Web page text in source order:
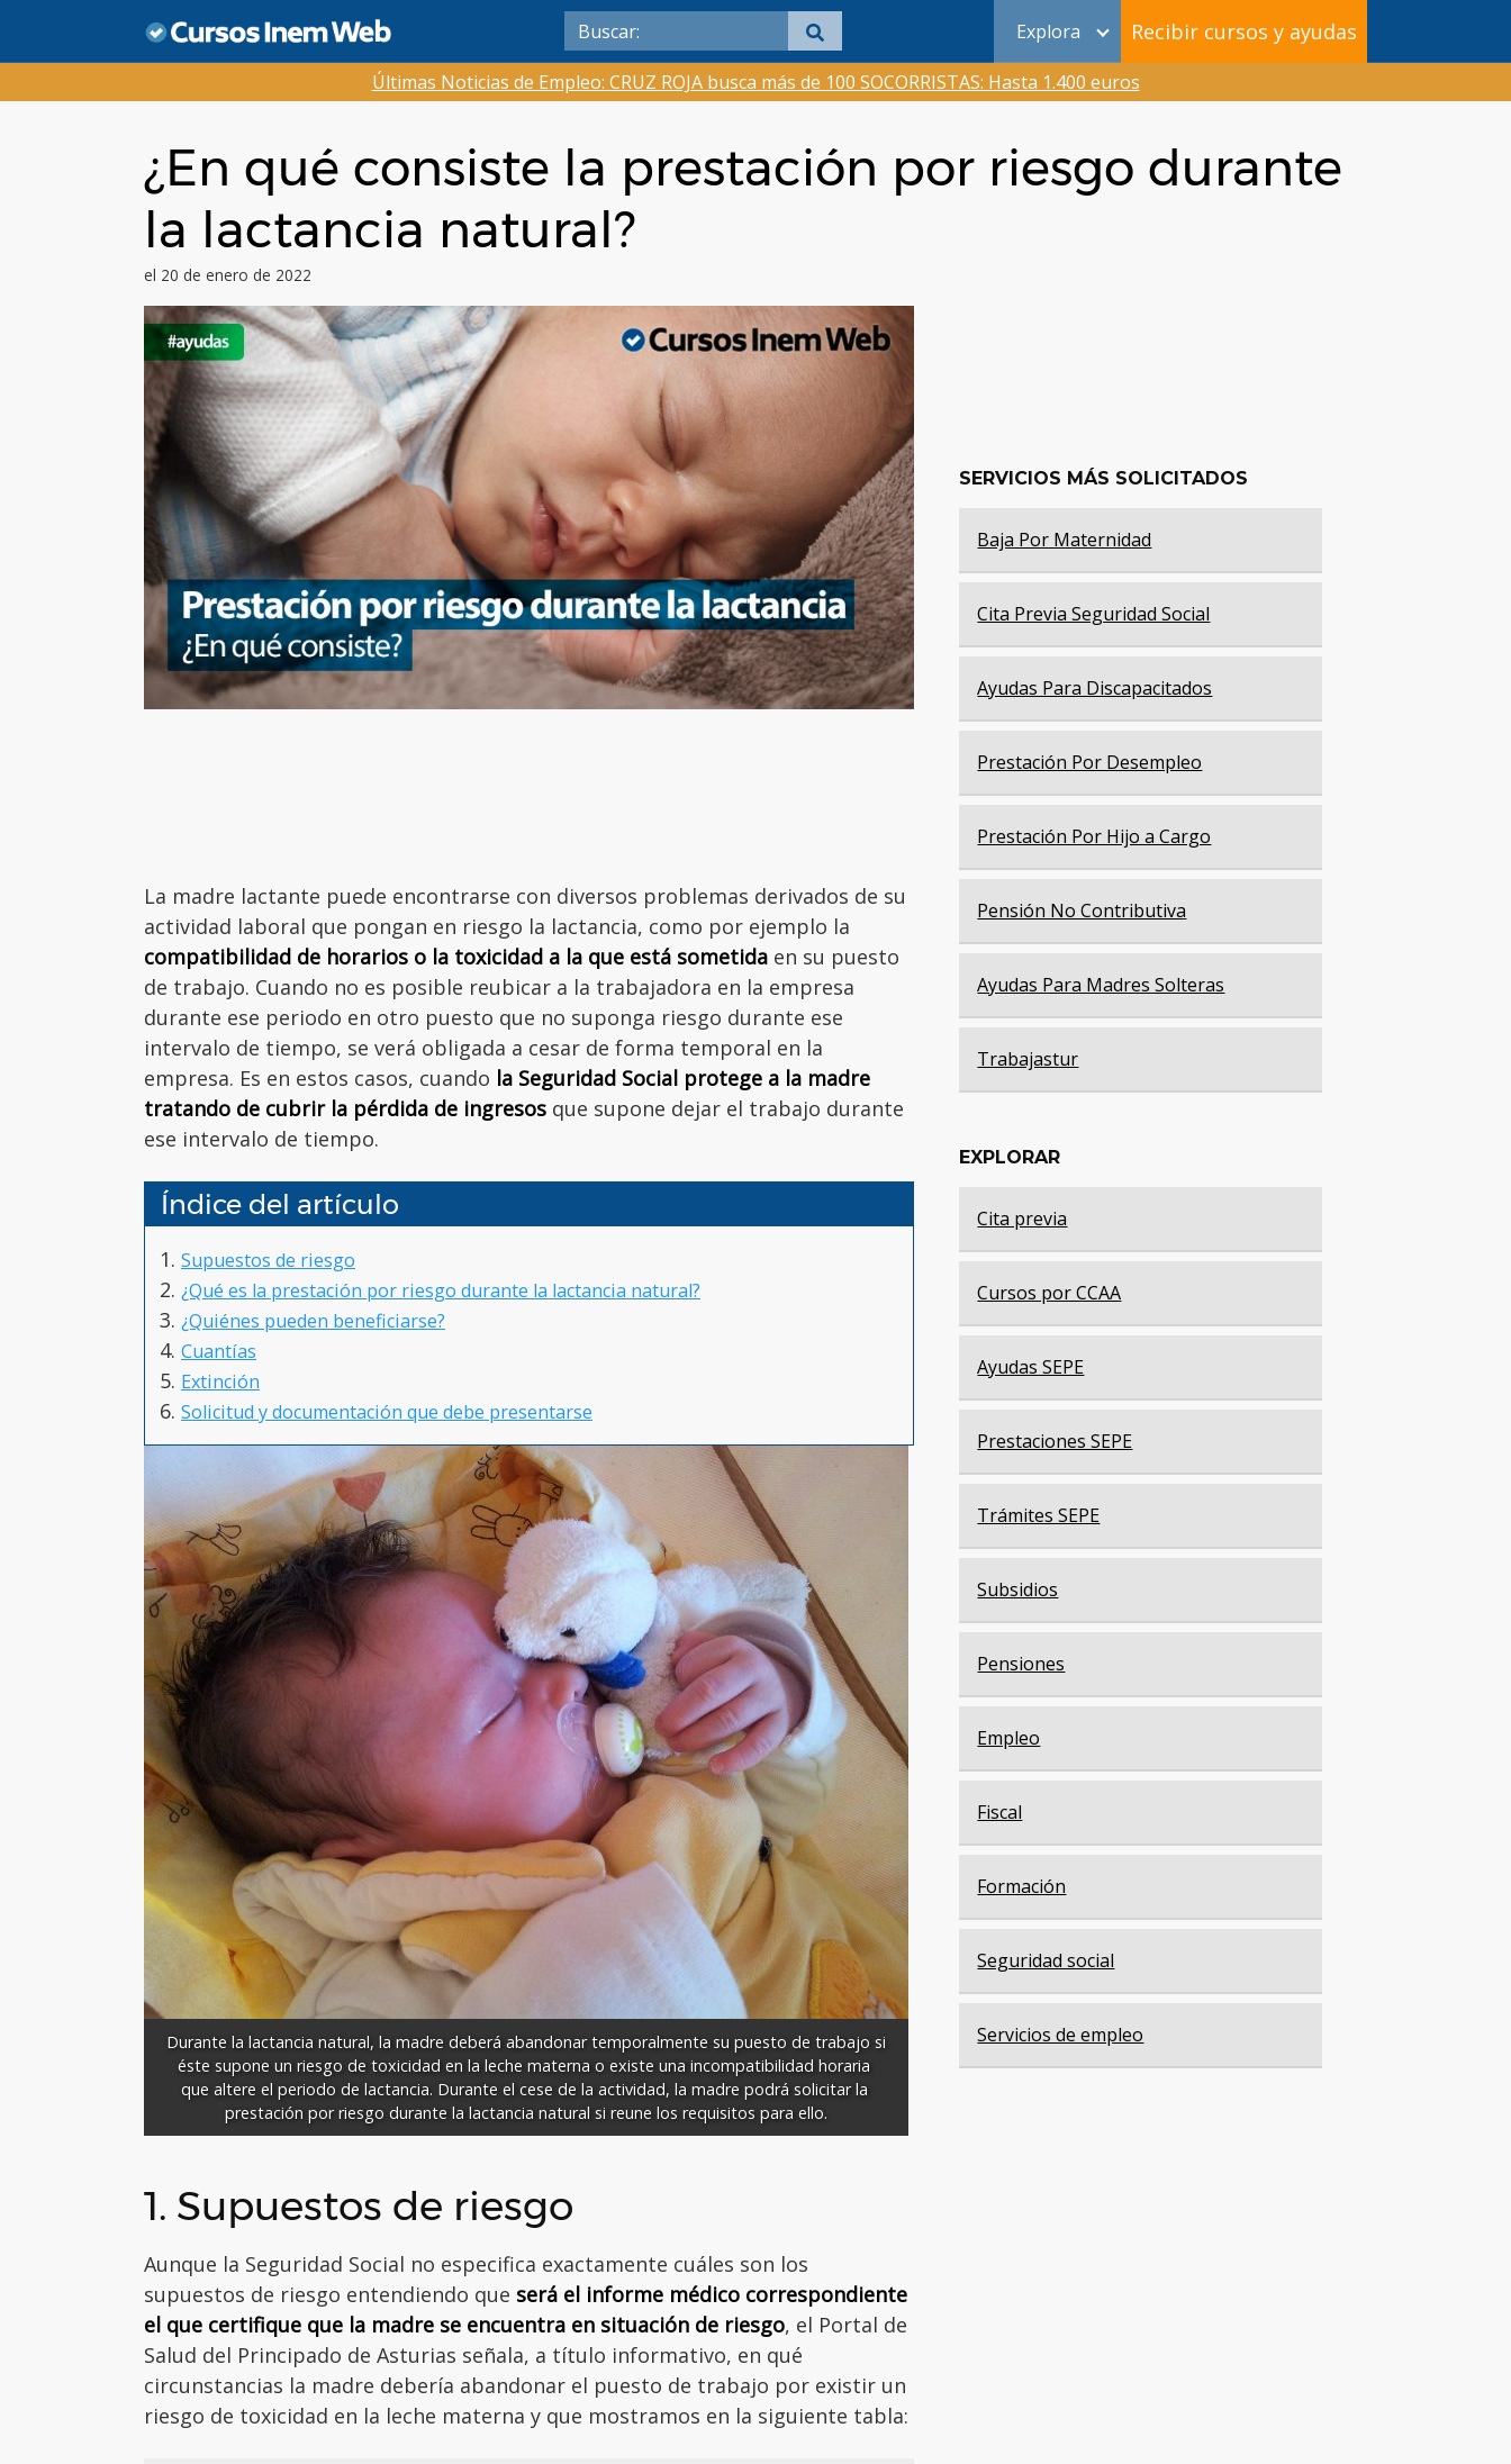
contenido
Explora Recibir cursos y ayudas
Últimas Noticias de Empleo: CRUZ ROJA busca más de 100 SOCORRISTAS: Hasta 1.400 euros
¿En qué consiste la prestación por riesgo durante
la lactancia natural?
el 20 de enero de 2022
La madre lactante puede encontrarse con diversos problemas derivados de su
actividad laboral que pongan en riesgo la lactancia, como por ejemplo la
compatibilidad de horarios o la toxicidad a la que está sometida en su puesto
de trabajo. Cuando no es posible reubicar a la trabajadora en la empresa
durante ese periodo en otro puesto que no suponga riesgo durante ese
intervalo de tiempo, se verá obligada a cesar de forma temporal en la
empresa. Es en estos casos, cuando la Seguridad Social protege a la madre
tratando de cubrir la pérdida de ingresos que supone dejar el trabajo durante
ese intervalo de tiempo.
Índice del artículo
Supuestos de riesgo
¿Qué es la prestación por riesgo durante la lactancia natural?
¿Quiénes pueden beneficiarse?
Cuantías
Extinción
Solicitud y documentación que debe presentarse
Durante la lactancia natural, la madre deberá abandonar temporalmente su puesto de trabajo si
éste supone un riesgo de toxicidad en la leche materna o existe una incompatibilidad horaria
que altere el periodo de lactancia. Durante el cese de la actividad, la madre podrá solicitar la
prestación por riesgo durante la lactancia natural si reune los requisitos para ello.
1. Supuestos de riesgo
Aunque la Seguridad Social no especifica exactamente cuáles son los
supuestos de riesgo entendiendo que será el informe médico correspondiente
el que certifique que la madre se encuentra en situación de riesgo, el Portal de
Salud del Principado de Asturias señala, a título informativo, en qué
circunstancias la madre debería abandonar el puesto de trabajo por existir un
riesgo de toxicidad en la leche materna y que mostramos en la siguiente tabla:
SERVICIOS MÁS SOLICITADOS
Baja Por Maternidad
Cita Previa Seguridad Social
Ayudas Para Discapacitados
Prestación Por Desempleo
Prestación Por Hijo a Cargo
Pensión No Contributiva
Ayudas Para Madres Solteras
Trabajastur
EXPLORAR
Cita previa
Cursos por CCAA
Ayudas SEPE
Prestaciones SEPE
Trámites SEPE
Subsidios
Pensiones
Empleo
Fiscal
Formación
Seguridad social
Servicios de empleo